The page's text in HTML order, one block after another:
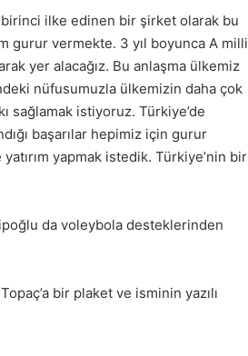
ilke edinen bir şirket olarak bu
gurur vermekte. 3 yıl boyunca A milli
yer alacağız. Bu anlaşma ülkemiz
nüfusumuzla ülkemizin daha çok
istiyoruz. Türkiye’de
başarılar hepimiz için gurur
yapmak istedik. Türkiye’nin bir
da voleybola desteklerinden
bir plaket ve isminin yazılı